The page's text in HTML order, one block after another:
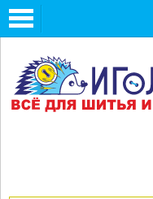
Toggle
navigation